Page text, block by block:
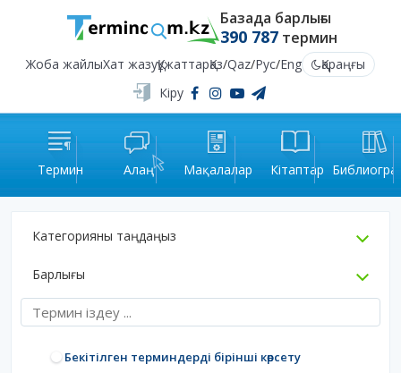
Базада барлығы
390 787термин
Жоба жайлыХат жазуҚұжаттарҚаз/Qaz/Рус/Eng
Қараңғы
Кіру
Термин Алаң Мақалалар Кітаптар
Категорияны таңдаңыз
Барлығы
Бекітілген терминдерді бірінші көрсету